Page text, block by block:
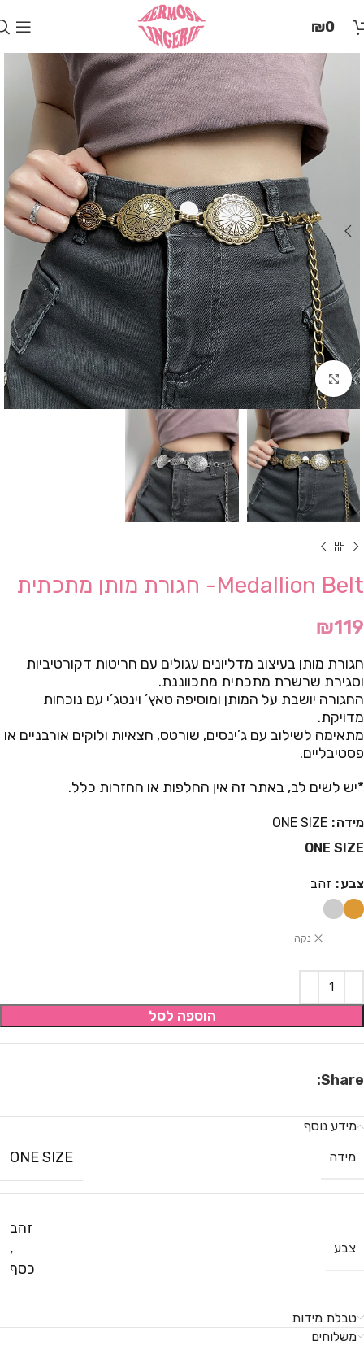
זֶה
מַעֲרֶכֶת
"המרכז
הישראלי
לְהַנְגָּשָׁת
אָתָרִים".
הַמְּסַיַּעַת
תַּפְרִיט
הֵנְּגִישׁוּת
ALT+0
₪0
Click to enlarge
Medallion Belt- חגורת מותן מתכתית
₪119
חגורת מותן בעיצוב מדליונים עגולים עם חריטות דקורטיביות
וסגירת שרשרת מתכתית מתכווננת.
החגורה יושבת על המותן ומוסיפה טאץ’ וינטג’י עם נוכחות
מדויקת.
מתאימה לשילוב עם ג’ינסים, שורטס, חצאיות ולוקים אורבניים או
פסטיבליים.
*יש לשים לב, באתר זה אין החלפות או החזרות כלל.
מידה
ONE SIZE
ONE SIZE
צבע זהב
נקה
הוספה לסל
Share:
מידע נוסף
מידה
ONE SIZE
צבע
זהב
,
כסף
טבלת מידות
משלוחים